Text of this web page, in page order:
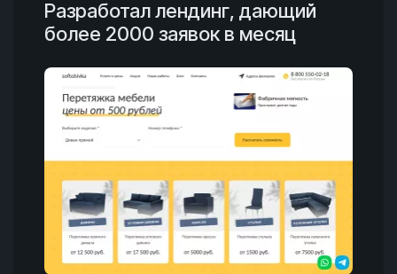
Разработал лендинг, дающий
более 2000 заявок в месяц